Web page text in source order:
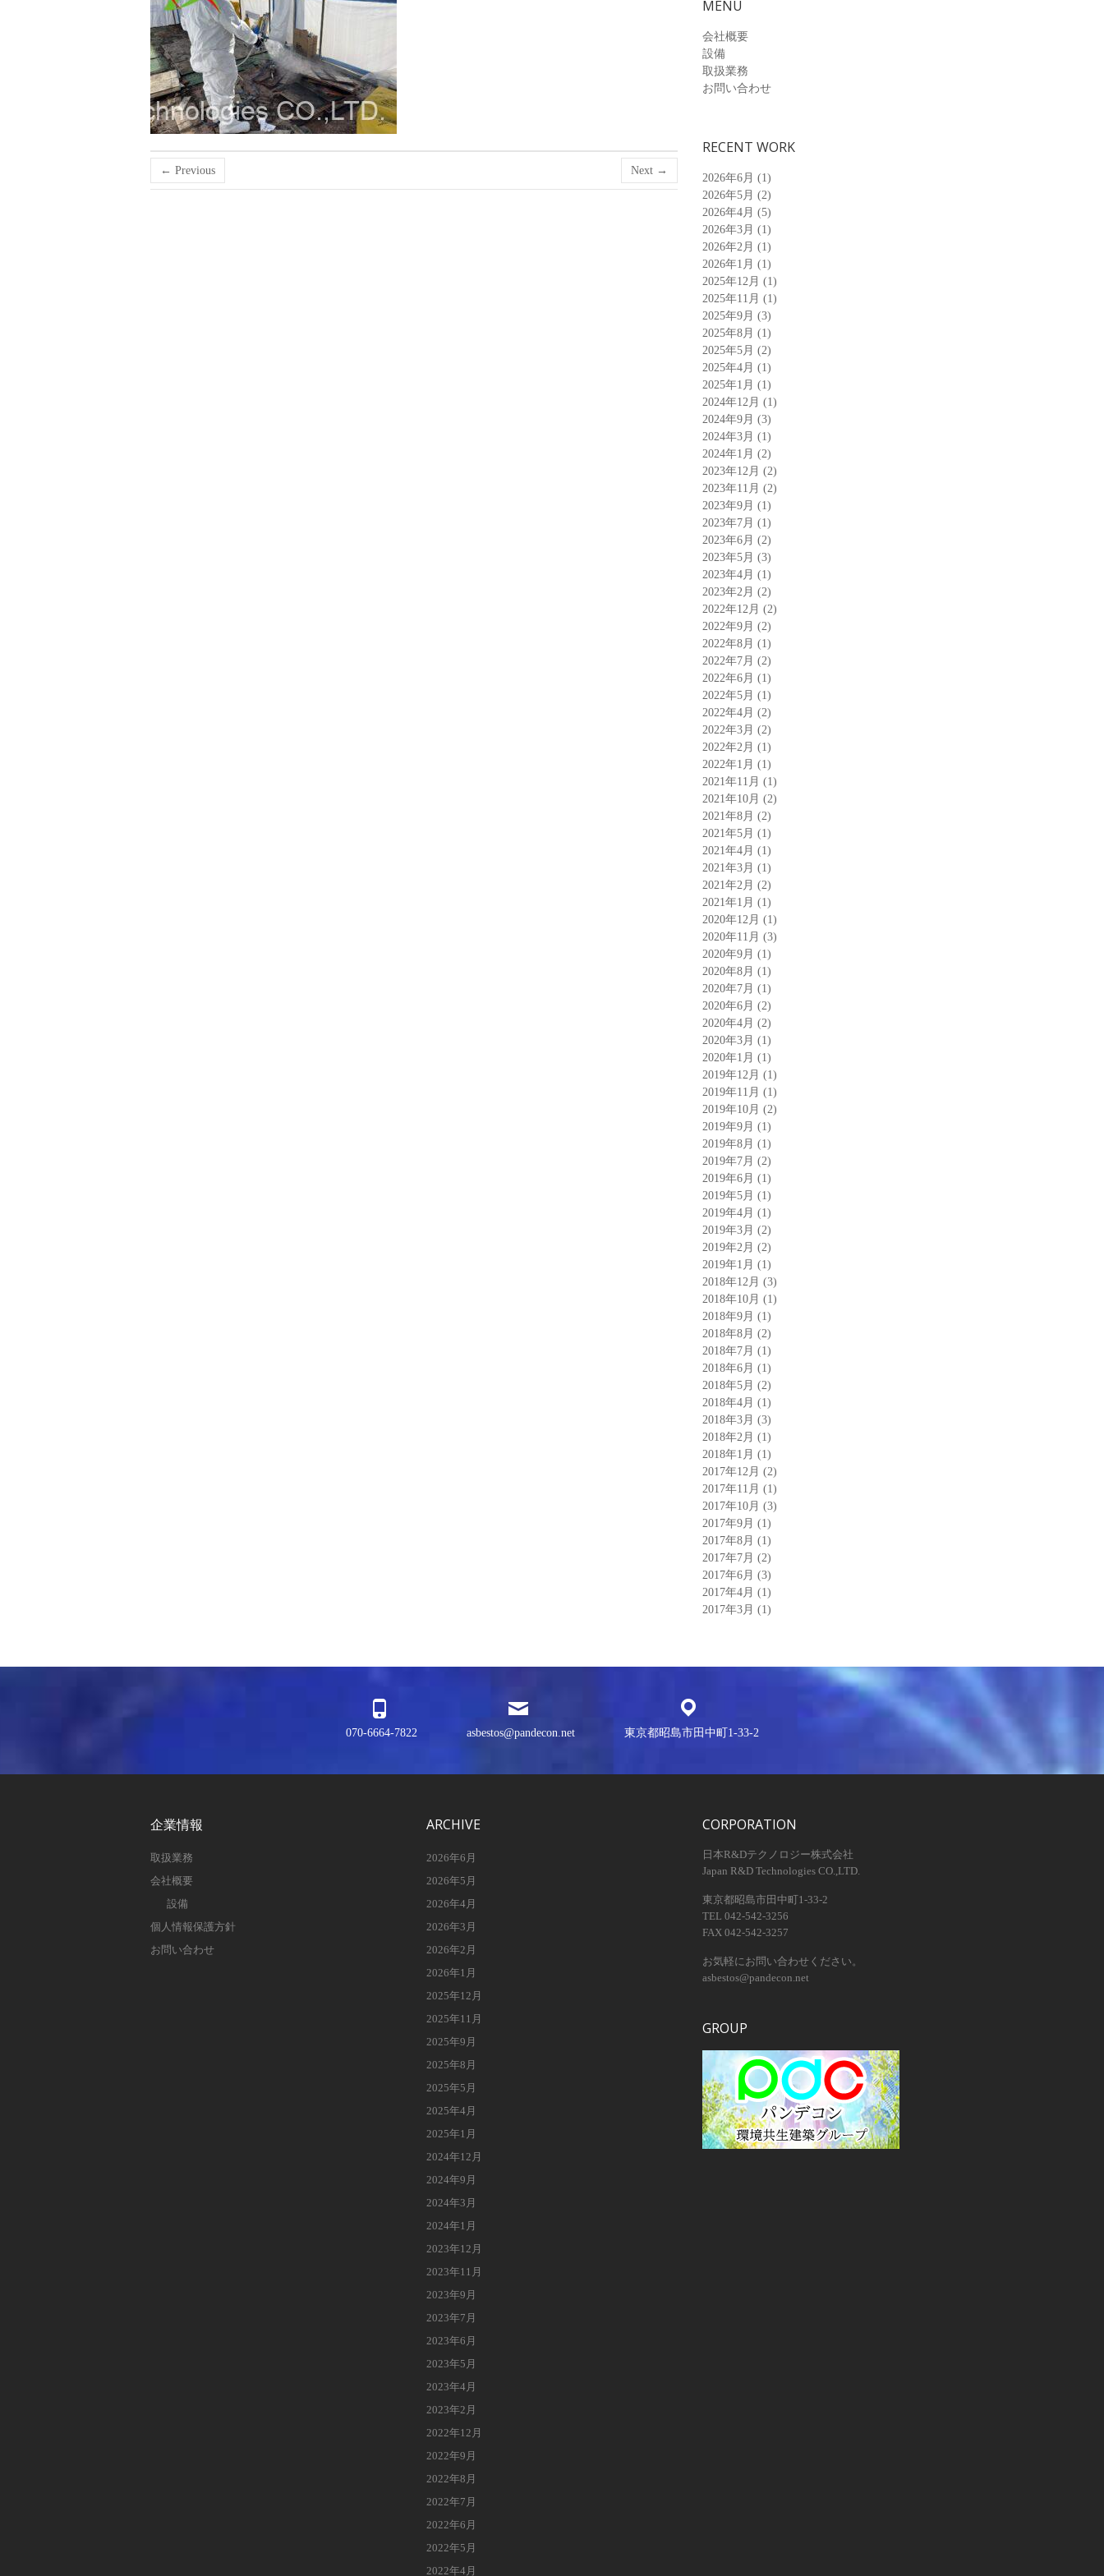
← Previous Next →
MENU
会社概要
設備
取扱業務
お問い合わせ
RECENT WORK
2026年6月 (1)
2026年5月 (2)
2026年4月 (5)
2026年3月 (1)
2026年2月 (1)
2026年1月 (1)
2025年12月 (1)
2025年11月 (1)
2025年9月 (3)
2025年8月 (1)
2025年5月 (2)
2025年4月 (1)
2025年1月 (1)
2024年12月 (1)
2024年9月 (3)
2024年3月 (1)
2024年1月 (2)
2023年12月 (2)
2023年11月 (2)
2023年9月 (1)
2023年7月 (1)
2023年6月 (2)
2023年5月 (3)
2023年4月 (1)
2023年2月 (2)
2022年12月 (2)
2022年9月 (2)
2022年8月 (1)
2022年7月 (2)
2022年6月 (1)
2022年5月 (1)
2022年4月 (2)
2022年3月 (2)
2022年2月 (1)
2022年1月 (1)
2021年11月 (1)
2021年10月 (2)
2021年8月 (2)
2021年5月 (1)
2021年4月 (1)
2021年3月 (1)
2021年2月 (2)
2021年1月 (1)
2020年12月 (1)
2020年11月 (3)
2020年9月 (1)
2020年8月 (1)
2020年7月 (1)
2020年6月 (2)
2020年4月 (2)
2020年3月 (1)
2020年1月 (1)
2019年12月 (1)
2019年11月 (1)
2019年10月 (2)
2019年9月 (1)
2019年8月 (1)
2019年7月 (2)
2019年6月 (1)
2019年5月 (1)
2019年4月 (1)
2019年3月 (2)
2019年2月 (2)
2019年1月 (1)
2018年12月 (3)
2018年10月 (1)
2018年9月 (1)
2018年8月 (2)
2018年7月 (1)
2018年6月 (1)
2018年5月 (2)
2018年4月 (1)
2018年3月 (3)
2018年2月 (1)
2018年1月 (1)
2017年12月 (2)
2017年11月 (1)
2017年10月 (3)
2017年9月 (1)
2017年8月 (1)
2017年7月 (2)
2017年6月 (3)
2017年4月 (1)
2017年3月 (1)
070-6664-7822 asbestos@pandecon.net 東京都昭島市田中町1-33-2
企業情報
取扱業務
会社概要
設備
個人情報保護方針
お問い合わせ
ARCHIVE
2026年6月
2026年5月
2026年4月
2026年3月
2026年2月
2026年1月
2025年12月
2025年11月
2025年9月
2025年8月
2025年5月
2025年4月
2025年1月
2024年12月
2024年9月
2024年3月
2024年1月
2023年12月
2023年11月
2023年9月
2023年7月
2023年6月
2023年5月
2023年4月
2023年2月
2022年12月
2022年9月
2022年8月
2022年7月
2022年6月
2022年5月
2022年4月
CORPORATION
日本R&Dテクノロジー株式会社
Japan R&D Technologies CO.,LTD.
東京都昭島市田中町1-33-2
TEL 042-542-3256
FAX 042-542-3257
お気軽にお問い合わせください。
asbestos@pandecon.net
GROUP